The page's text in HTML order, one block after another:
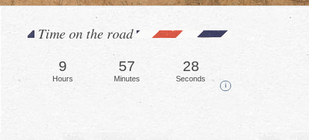
Time on the road
9
Hours
57
Minutes
31
Seconds
i